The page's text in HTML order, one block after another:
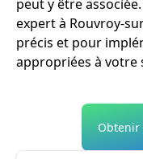
peut y être
expert à Rouvroy-
précis et pour
appropriées à votre